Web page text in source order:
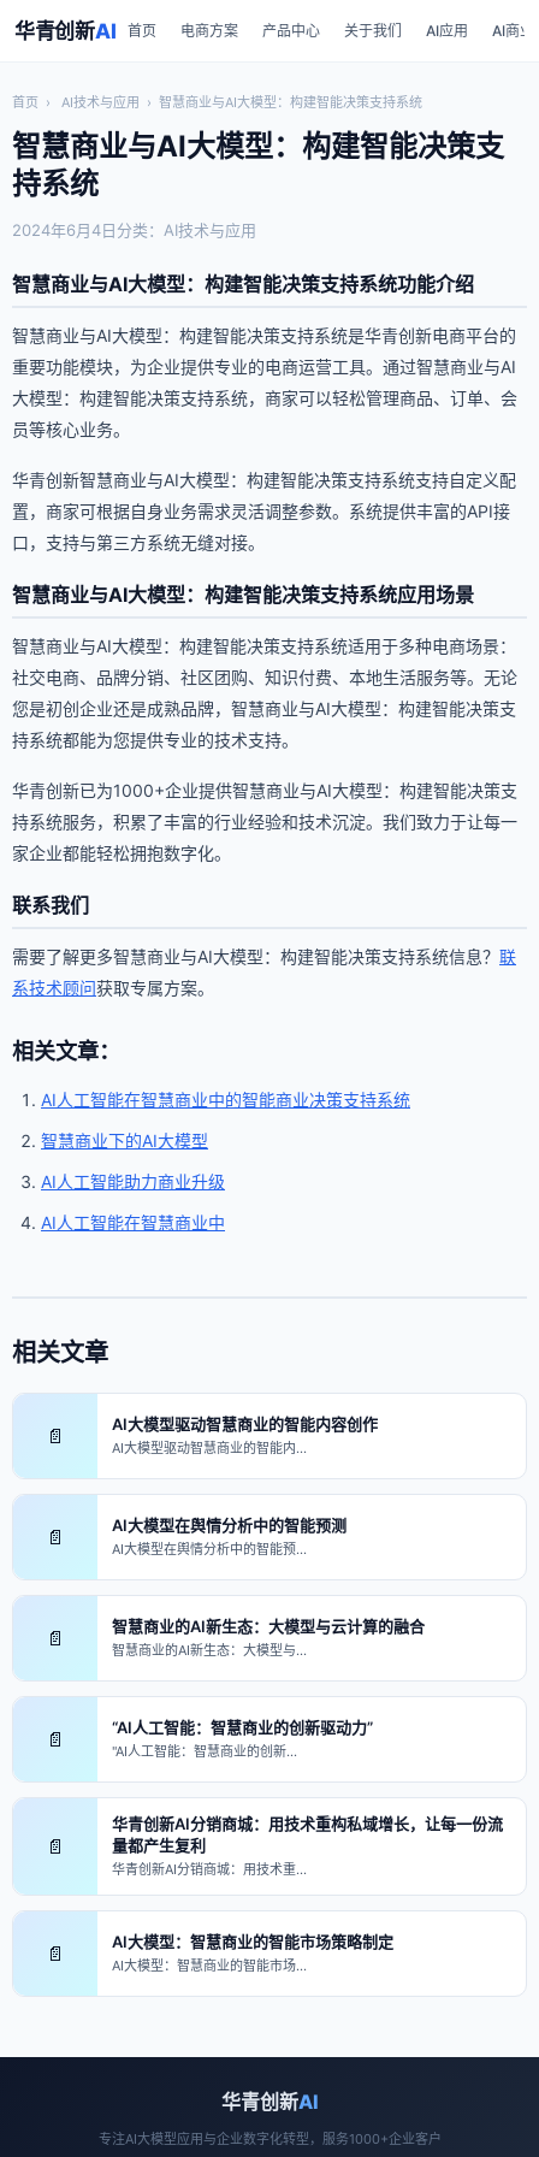
华青创新AI 首页 电商方案 产品中心 关于我们 AI应用 AI商业
首页 › AI技术与应用 › 智慧商业与AI大模型：构建智能决策支持系统
智慧商业与AI大模型：构建智能决策支
持系统
2024年6月4日分类：AI技术与应用
智慧商业与AI大模型：构建智能决策支持系统功能介绍
智慧商业与AI大模型：构建智能决策支持系统是华青创新电商平台的
重要功能模块，为企业提供专业的电商运营工具。通过智慧商业与AI
大模型：构建智能决策支持系统，商家可以轻松管理商品、订单、会
员等核心业务。
华青创新智慧商业与AI大模型：构建智能决策支持系统支持自定义配
置，商家可根据自身业务需求灵活调整参数。系统提供丰富的API接
口，支持与第三方系统无缝对接。
智慧商业与AI大模型：构建智能决策支持系统应用场景
智慧商业与AI大模型：构建智能决策支持系统适用于多种电商场景：
社交电商、品牌分销、社区团购、知识付费、本地生活服务等。无论
您是初创企业还是成熟品牌，智慧商业与AI大模型：构建智能决策支
持系统都能为您提供专业的技术支持。
华青创新已为1000+企业提供智慧商业与AI大模型：构建智能决策支
持系统服务，积累了丰富的行业经验和技术沉淀。我们致力于让每一
家企业都能轻松拥抱数字化。
联系我们
需要了解更多智慧商业与AI大模型：构建智能决策支持系统信息？ 联
系技术顾问获取专属方案。
相关文章：
AI人工智能在智慧商业中的智能商业决策支持系统
智慧商业下的AI大模型
AI人工智能助力商业升级
AI人工智能在智慧商业中
相关文章
📄 AI大模型驱动智慧商业的智能内容创作
AI大模型驱动智慧商业的智能内…
📄 AI大模型在舆情分析中的智能预测
AI大模型在舆情分析中的智能预…
📄 智慧商业的AI新生态：大模型与云计算的融合
智慧商业的AI新生态：大模型与…
📄 “AI人工智能：智慧商业的创新驱动力”
"AI人工智能：智慧商业的创新…
📄
华青创新AI分销商城：用技术重构私域增长，让每一份流
量都产生复利
华青创新AI分销商城：用技术重…
📄 AI大模型：智慧商业的智能市场策略制定
AI大模型：智慧商业的智能市场…
华青创新AI
专注AI大模型应用与企业数字化转型，服务1000+企业客户